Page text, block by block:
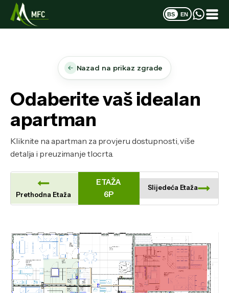
BS EN
Nazad na prikaz zgrade
Odaberite vaš idealan
apartman
Kliknite na apartman za provjeru dostupnosti, više
detalja i preuzimanje tlocrta.
Prethodna Etaža
ETAŽA
6P
Slijedeća Etaža